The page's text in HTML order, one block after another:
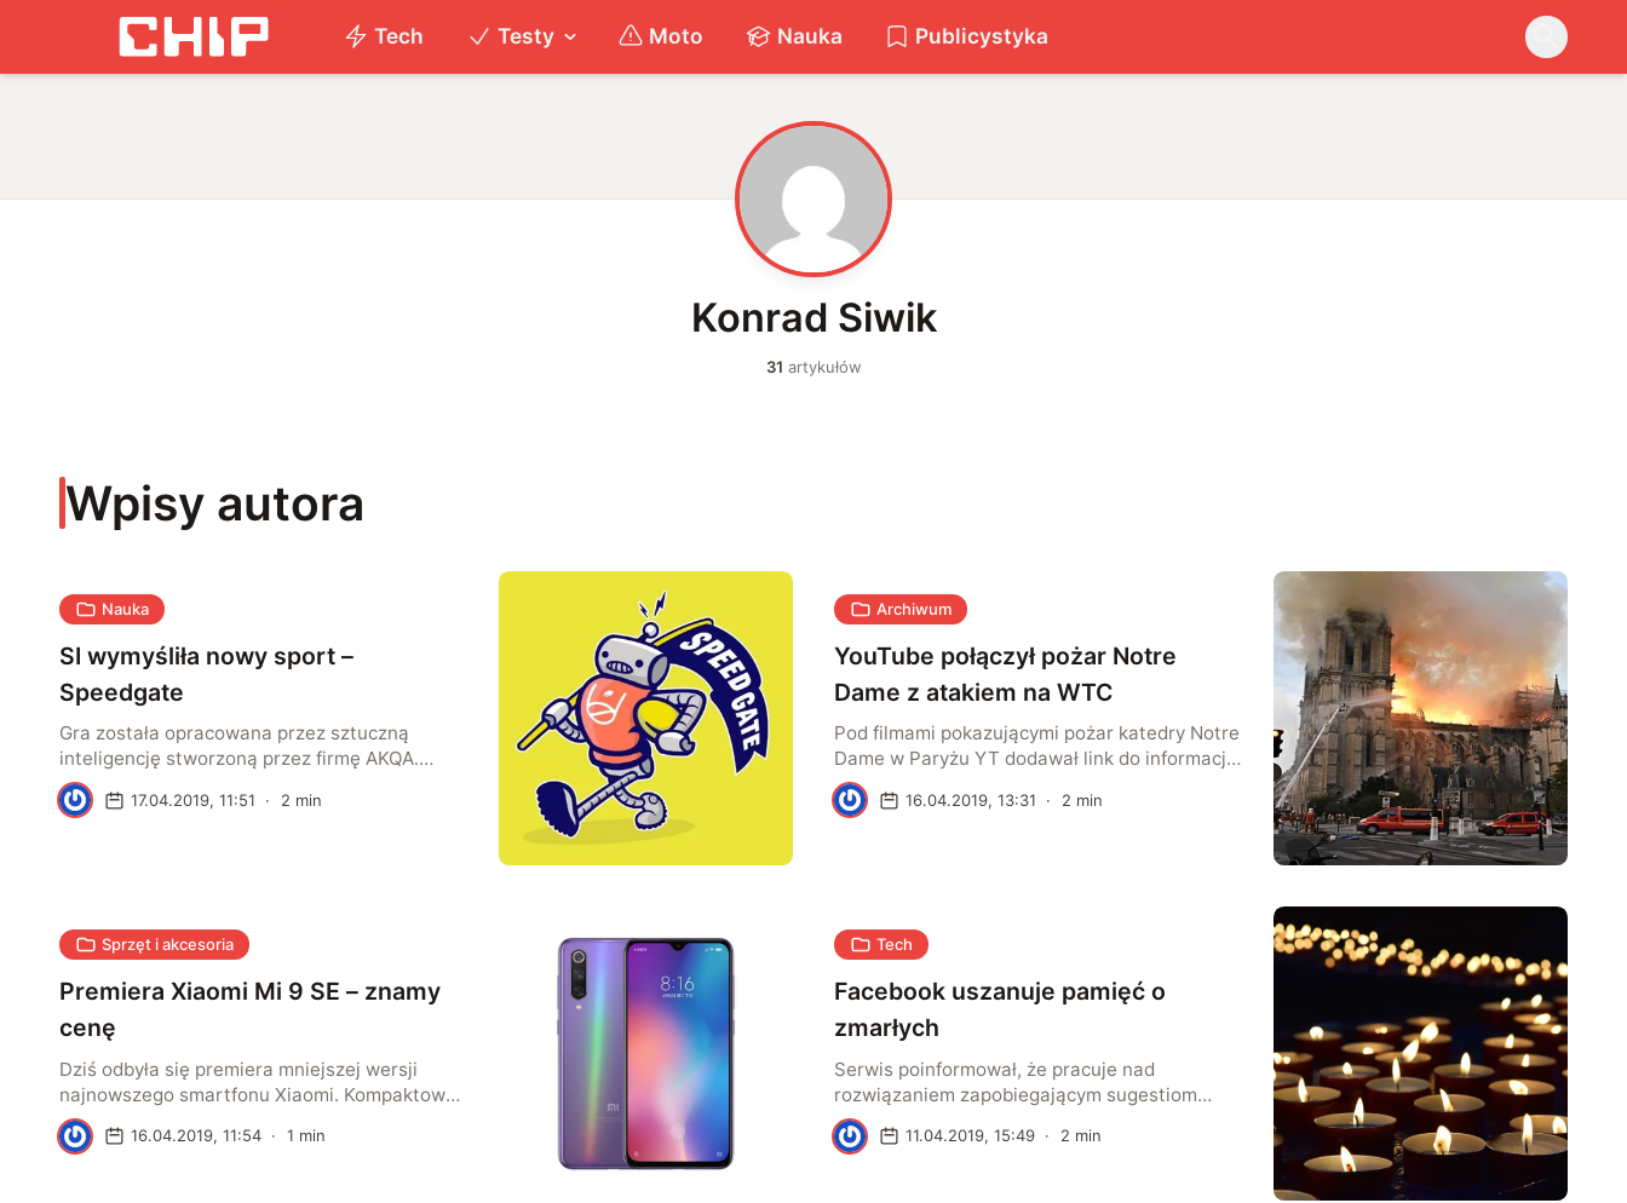
Tech Testy Moto Nauka Publicystyka
Konrad Siwik
31 artykułów
Wpisy autora
Nauka
SI wymyśliła nowy sport –
Speedgate
Gra została opracowana przez sztuczną
inteligencję stworzoną przez firmę AKQA.
Speedgate ma być sportem uprawianym w
realu na boisku wyznaczonym na planie trzech
K 17.04.2019, 11:51 · 2 min
Archiwum
YouTube połączył pożar Notre
Dame z atakiem na WTC
Pod filmami pokazującymi pożar katedry Notre
Dame w Paryżu YT dodawał link do informacji
o zamachu z 11 września w Nowym Jorku.
Błędne powiązanie widzieli śledzący relacje na
K 16.04.2019, 13:31 · 2 min
Sprzęt i akcesoria
Premiera Xiaomi Mi 9 SE – znamy
cenę
Dziś odbyła się premiera mniejszej wersji
najnowszego smartfonu Xiaomi. Kompaktowy
rozmiar wcale nie oznacza, że telefon będzie
mniej wydajny. To model z solidnej średniej
K 16.04.2019, 11:54 · 1 min
Tech
Facebook uszanuje pamięć o
zmarłych
Serwis poinformował, że pracuje nad
rozwiązaniem zapobiegającym sugestiom
zapraszania zmarłych na wydarzenia lub
informowaniu o ich urodzinach. Dzięki SI konta
K 11.04.2019, 15:49 · 2 min